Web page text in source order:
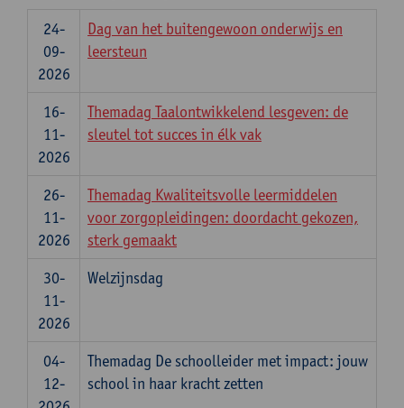
24-
09-
2026
Dag van het buitengewoon onderwijs en
leersteun
16-
11-
2026
Themadag Taalontwikkelend lesgeven: de
sleutel tot succes in élk vak
26-
11-
2026
Themadag Kwaliteitsvolle leermiddelen
voor zorgopleidingen: doordacht gekozen,
sterk gemaakt
30-
11-
2026
Welzijnsdag
04-
12-
Themadag De schoolleider met impact: jouw
school in haar kracht zetten